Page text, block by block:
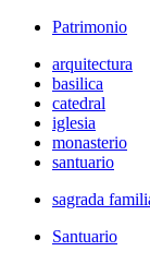
Patrimonio
arquitectura
basilica
catedral
iglesia
monasterio
santuario
sagrada
Santuario